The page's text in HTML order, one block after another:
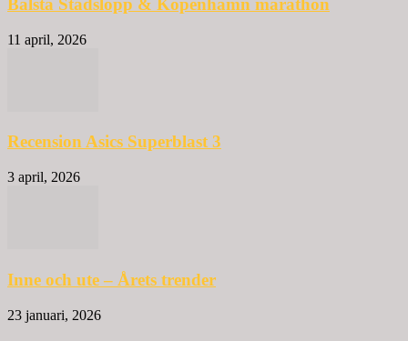
Bålsta Stadslopp & Köpenhamn marathon
11 april, 2026
Recension Asics Superblast 3
3 april, 2026
Inne och ute – Årets trender
23 januari, 2026